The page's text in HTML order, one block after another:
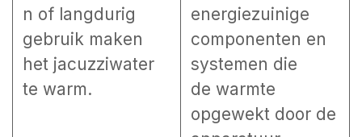
n of langdurig
gebruik maken
het jacuzziwater
te warm.
energiezuinige
componenten en
systemen die
de warmte
opgewekt door de